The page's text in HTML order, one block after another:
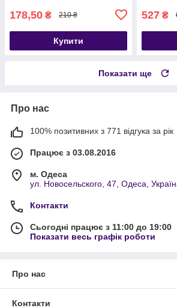
178,50 ₴ 210 ₴
Купити
527 ₴
Показати ще
Про нас
100% позитивних з 771 відгука за рік
Працює з 03.08.2016
м. Одеса
ул. Новосельского, 47, Одеса,
Контакти
Сьогодні працює з 11:00 до 19:00
Показати весь графік роботи
Про нас
Контакти